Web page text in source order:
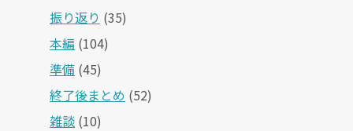
振り返り (35)
本編 (104)
準備 (45)
終了後まとめ (52)
雑談 (10)